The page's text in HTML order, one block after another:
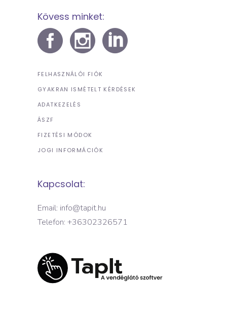
Kövess minket:
FELHASZNÁLÓI FIÓK
GYAKRAN ISMÉTELT KÉRDÉSEK
ADATKEZELÉS
ÁSZF
FIZETÉSI MÓDOK
JOGI INFORMÁCIÓK
Kapcsolat:
Email: info@tapit.hu
Telefon: +36302326571